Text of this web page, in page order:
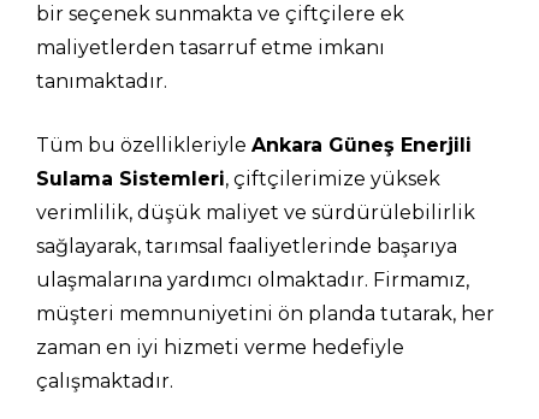
bir seçenek sunmakta ve çiftçilere ek
maliyetlerden tasarruf etme imkanı
tanımaktadır.
Tüm bu özellikleriyle Ankara Güneş Enerjili
Sulama Sistemleri, çiftçilerimize yüksek
verimlilik, düşük maliyet ve sürdürülebilirlik
sağlayarak, tarımsal faaliyetlerinde başarıya
ulaşmalarına yardımcı olmaktadır. Firmamız,
müşteri memnuniyetini ön planda tutarak, her
zaman en iyi hizmeti verme hedefiyle
çalışmaktadır.